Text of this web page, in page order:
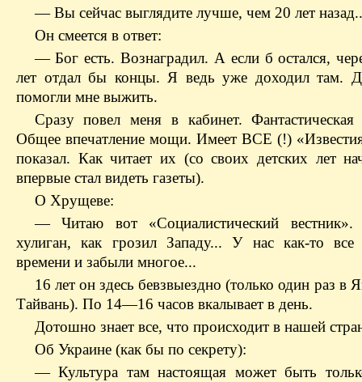
— Вы сейчас выглядите лучше, чем 20 лет
Он смеется в ответ:
— Бог есть. Вознаградил. А если б остался,
лет отдал бы концы. Я ведь уже доходил там.
помогли мне выжить.
Сразу повел меня в кабинет. Фантастическая
Общее впечатление мощи. Имеет ВСЕ (!)
показал. Как читает их (со своих детских лет
впервые стал видеть газеты).
О Хрущеве:
— Читаю вот «Социалистический
хулиган, как грозил Западу... У нас как-то все
времени и забыли многое...
16 лет он здесь бевзвыездно (только один раз в
Тайвань). По 14—16 часов вкалывает в день.
Дотошно знает все, что происходит в нашей
Об Украине (как бы по секрету):
— Культура там настоящая может быть